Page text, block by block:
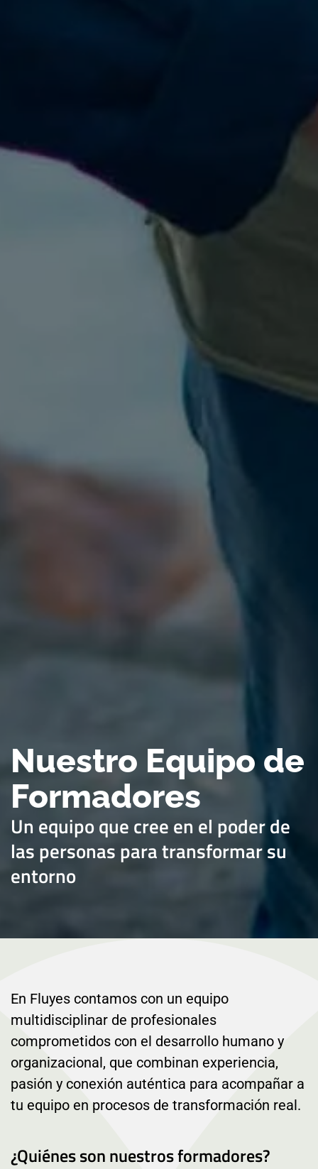
Nuestro Equipo de
Formadores
Un equipo que cree en el poder de
las personas para transformar su
entorno
En Fluyes contamos con un equipo
multidisciplinar de profesionales
comprometidos con el desarrollo humano y
organizacional, que combinan experiencia,
pasión y conexión auténtica para acompañar a
tu equipo en procesos de transformación real.
¿Quiénes son nuestros formadores?